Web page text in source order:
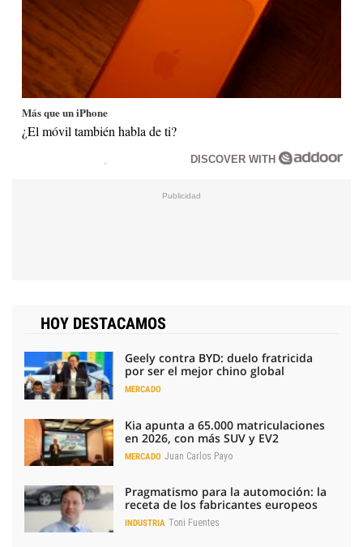
Más que un iPhone
¿El móvil también habla de ti?
DISCOVER WITH
HOY DESTACAMOS
Geely contra BYD: duelo fratricida
por ser el mejor chino global
MERCADO
Kia apunta a 65.000 matriculaciones
en 2026, con más SUV y EV2
MERCADO Juan Carlos Payo
Pragmatismo para la automoción: la
receta de los fabricantes europeos
INDUSTRIA Toni Fuentes